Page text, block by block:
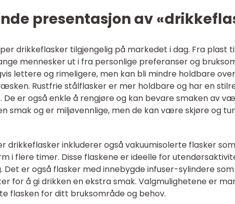
presentasjon av
drikkeflasker tilgjengelig på markedet i dag. Fra plast
mennesker ut i fra personlige preferanser og
lettere og rimeligere, men kan bli mindre holdbare
Rustfrie stålflasker er mer holdbare og har en
er også enkle å rengjøre og kan bevare smaken av
smak og er miljøvennlige, men de kan være skjøre og
drikkeflasker inkluderer også vakuumisolerte flasker
i flere timer. Disse flaskene er ideelle for
er også flasker med innebygde infuser-sylindere
for å gi drikken en ekstra smak. Valgmulighetene er
flasken for ditt bruksområde og behov.